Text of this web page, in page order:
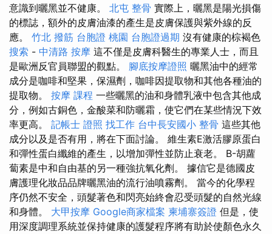
意識到曬黑並不健康。 北屯 整骨 實際上，曬黑是陽光損傷
的標誌，額外的皮膚油漆的產生是皮膚保護與紫外線的反
應。 竹北 撥筋 台胞證 桃園 台胞證過期 沒有健康的棕褐色
搜索 - 中清路 按摩 這不僅是皮膚科醫生的專業人士，而且
是歐洲反官員聯盟的觀點。 腳底按摩證照 曬黑油中的經常
成分是咖啡和堅果，保濕劑，咖啡因提取物和其他各種油的
提取物。 按摩 課程 一些曬黑的油和身體乳液中包含其他成
分，例如古銅色，金酸菜和防曬霜，使它們在某些情況下效
率更高。 記帳士 證照 找工作 台中長安國小 整骨 這些其他
成分以及是否有用，將在下面討論。 維生素E激活膠原蛋白
和彈性蛋白纖維的產生，以增加彈性並防止衰老。 Β-胡蘿
蔔素是中和自由基的另一種強抗氧化劑。 據信它是德國皮
膚護理化妝品品牌曬黑油的流行油噴霧劑。 當今的化學程
序仍然不安全，頭髮著色和閃亮始終會忍受頭髮的自然光線
和身體。 大甲按摩 Google商家檔案 柬埔寨簽證 但是，使
用深度調理系統並保持健康的護髮程序將有助於使顏色永久